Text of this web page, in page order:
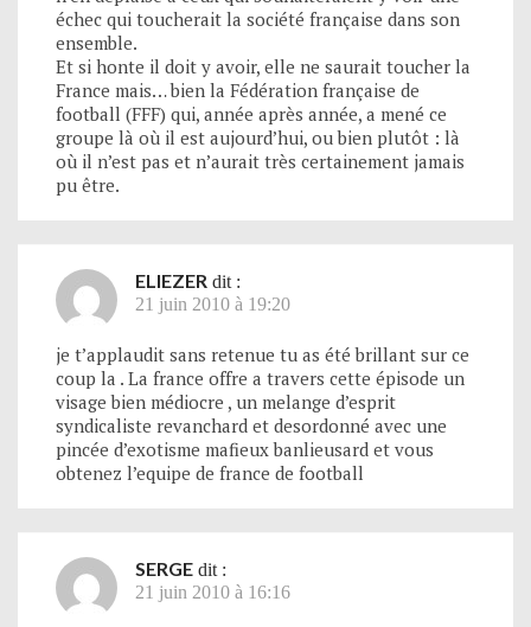
échec qui toucherait la société française dans son
ensemble.
Et si honte il doit y avoir, elle ne saurait toucher la
France mais… bien la Fédération française de
football (FFF) qui, année après année, a mené ce
groupe là où il est aujourd’hui, ou bien plutôt : là
où il n’est pas et n’aurait très certainement jamais
pu être.
ELIEZER dit :
21 juin 2010 à 19:20
je t’applaudit sans retenue tu as été brillant sur ce
coup la . La france offre a travers cette épisode un
visage bien médiocre , un melange d’esprit
syndicaliste revanchard et desordonné avec une
pincée d’exotisme mafieux banlieusard et vous
obtenez l’equipe de france de football
SERGE dit :
21 juin 2010 à 16:16